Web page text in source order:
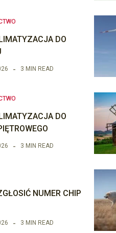
DO
3 MIN READ
DO
3 MIN READ
NUMER CHIP
3 MIN READ